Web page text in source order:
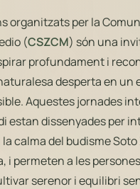
organitzats per la
(CSZCM) són una
profundament i
desperta en un
Aquestes jornades
estan dissenyades per
calma del budisme Soto
i permeten a les persones
serenor i equilibri